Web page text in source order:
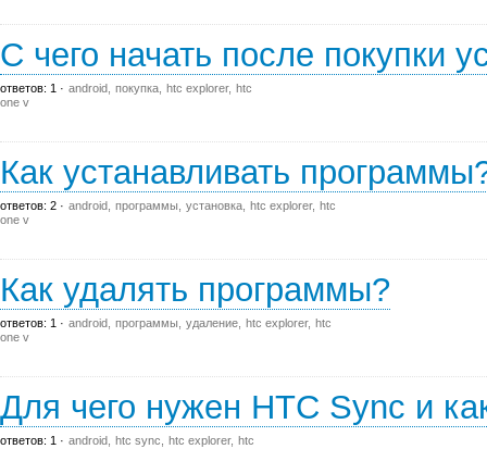
С чего начать после покупки
ответов: 1 android покупка htc explorer htc
one v
Как устанавливать
ответов: 2 android программы установка htc explorer htc
one v
Как удалять программы?
ответов: 1 android программы удаление htc explorer htc
one v
Для чего нужен HTC Sync и
ответов: 1 android htc sync htc explorer htc